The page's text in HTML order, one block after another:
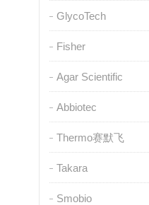
GlycoTech
Fisher
Agar Scientific
Abbiotec
Thermo赛默飞
Takara
Smobio